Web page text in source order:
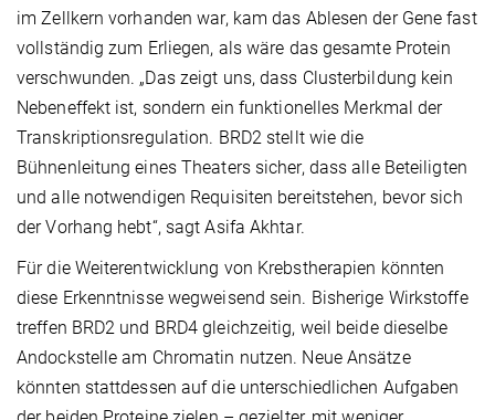
im Zellkern vorhanden war, kam das Ablesen der Gene fast
vollständig zum Erliegen, als wäre das gesamte Protein
verschwunden. „Das zeigt uns, dass Clusterbildung kein
Nebeneffekt ist, sondern ein funktionelles Merkmal der
Transkriptionsregulation. BRD2 stellt wie die
Bühnenleitung eines Theaters sicher, dass alle Beteiligten
und alle notwendigen Requisiten bereitstehen, bevor sich
der Vorhang hebt“, sagt Asifa Akhtar.
Für die Weiterentwicklung von Krebstherapien könnten
diese Erkenntnisse wegweisend sein. Bisherige Wirkstoffe
treffen BRD2 und BRD4 gleichzeitig, weil beide dieselbe
Andockstelle am Chromatin nutzen. Neue Ansätze
könnten stattdessen auf die unterschiedlichen Aufgaben